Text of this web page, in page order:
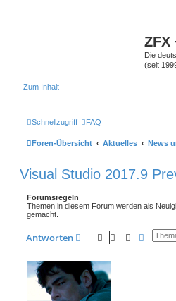
ZFX
Die
(seit
Zum Inhalt
Schnellzugriff FAQ
Foren-Übersicht Aktuelles News
Visual Studio 2017.9
Forumsregeln
Themen in diesem Forum werden als
gemacht.
Antworten Suche